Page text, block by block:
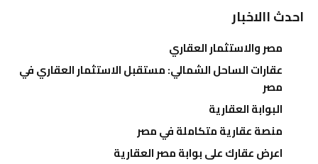
احدث االاخبار
مصر والاستثمار العقاري
عقارات الساحل الشمالي: مستقبل الاستثمار العقاري في
مصر
البوابة العقارية
منصة عقارية متكاملة في مصر
اعرض عقارك على بوابة مصر العقارية